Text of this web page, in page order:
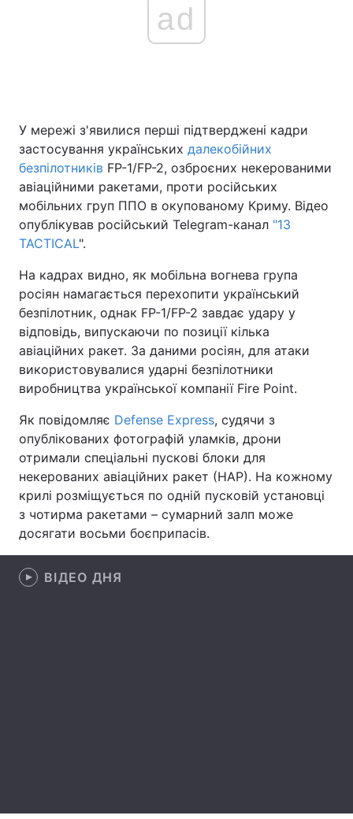
Головна Війна
Україна Політика
Економіка Світ
Спорт
Техно і зв'язок
Зброя Інциденти
Здоров'я Туризм
Цікавинки Погода
Екологія Регіони
Лонгріди
Відео з Youtube Статті
Інтерв'ю Думки
Архів
Тема оформлення
ad
У мережі з'явилися перші підтверджені кадри
застосування українських далекобійних
безпілотників FP-1/FP-2, озброєних некерованими
авіаційними ракетами, проти російських
мобільних груп ППО в окупованому Криму. Відео
опублікував російський Telegram-канал "13
TACTICAL".
На кадрах видно, як мобільна вогнева група
росіян намагається перехопити український
безпілотник, однак FP-1/FP-2 завдає удару у
відповідь, випускаючи по позиції кілька
авіаційних ракет. За даними росіян, для атаки
використовувалися ударні безпілотники
виробництва української компанії Fire Point.
Як повідомляє Defense Express, судячи з
опублікованих фотографій уламків, дрони
отримали спеціальні пускові блоки для
некерованих авіаційних ракет (НАР). На кожному
крилі розміщується по одній пусковій установці
з чотирма ракетами – сумарний залп може
досягати восьми боєприпасів.
ВІДЕО ДНЯ